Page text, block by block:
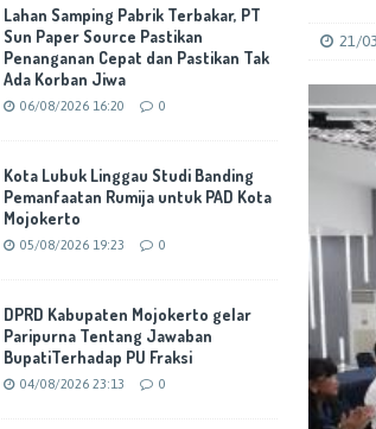
Cepat dan Pastikan Tak Ada Korban Jiwa 21/
Lahan Samping Pabrik Terbakar, PT
Sun Paper Source Pastikan
Penanganan Cepat dan Pastikan Tak
Ada Korban Jiwa
06/08/2026 16:20 0
Kota Lubuk Linggau Studi Banding
Pemanfaatan Rumija untuk PAD Kota
Mojokerto
05/08/2026 19:23 0
DPRD Kabupaten Mojokerto gelar
Paripurna Tentang Jawaban
BupatiTerhadap PU Fraksi
04/08/2026 23:13 0